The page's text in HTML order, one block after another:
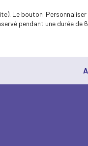
Le bouton
pendant une durée de